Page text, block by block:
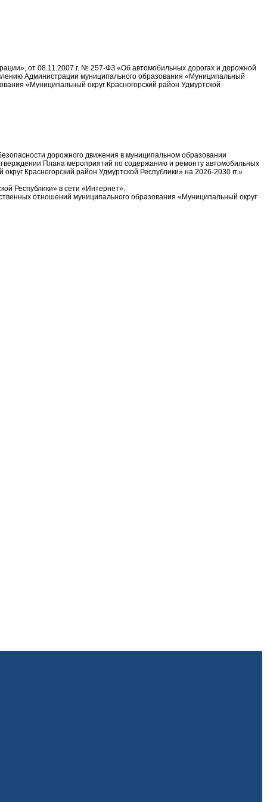
от 08.11.2007 г. № 257-ФЗ «Об автомобильных дорогах и дорожной
Администрации муниципального образования «Муниципальный
«Муниципальный округ Красногорский район Удмуртской
дорожного движения в муниципальном образовании
Плана мероприятий по содержанию и ремонту автомобильных
Красногорский район Удмуртской Республики» на 2026-2030 гг.»
Республики» в сети «Интернет».
отношений муниципального образования «Муниципальный округ